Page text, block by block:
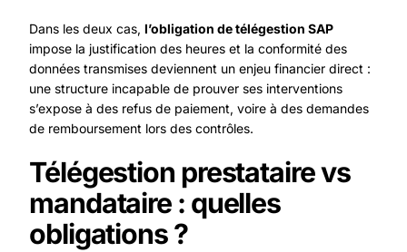
Dans les deux cas, l’obligation de télégestion SAP
imposela justification des heures et la conformité des
données transmises deviennent un enjeu financier direct :
une structure incapable de prouver ses interventions
s’expose à des refus de paiement, voire à des demandes
de remboursement lors des contrôles.
Télégestion prestataire vs
mandataire : quelles
obligations ?